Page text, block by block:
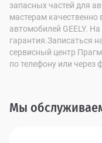
запасных частей для
мастерам
автомобилей GEELY.
гарантия.Записаться
сервисный центр
по телефону или через
Мы